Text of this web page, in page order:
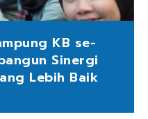
KB se-
Sinergi
Lebih Baik